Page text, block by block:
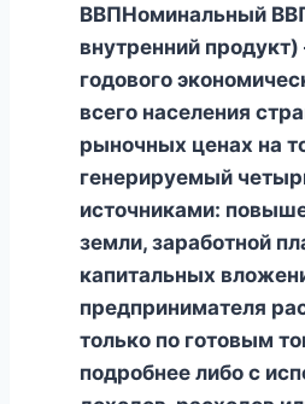
ВВПНоминальный
внутренний
годового
всего населения
рыночных ценах на
генерируемый
источниками:
земли, заработной
капитальных
предпринимателя
только по готовым
подробнее либо с